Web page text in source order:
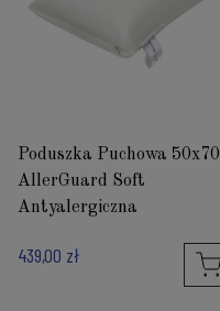
Poduszka Puchowa 50x70
AllerGuard Soft
Antyalergiczna
439,00 zł